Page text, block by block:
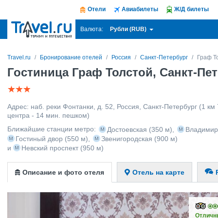
Отели Авиабилеты Ж/Д билеты
Валюта: Рубли (RUB)
Travel.ru Бронирование отелей Россия Санкт-Петербург Граф
Гостиница Граф Толстой, Санкт-
Адрес: наб. реки Фонтанки, д. 52 Россия Санкт-Петербург (1 км
центра - 14 мин. пешком)
Ближайшие станции метро:
Достоевская (350 м)
Гостиный двор (550 м) Звенигородская (900 м)
и
Невский проспект (950 м)
Описание и фото отеля Отель на карте